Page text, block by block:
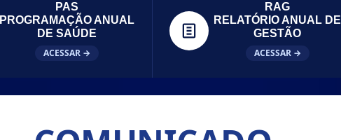
PAS
PROGRAMAÇÃO ANUAL
DE SAÚDE
ACESSAR →
RAG
RELATÓRIO ANUAL DE
GESTÃO
ACESSAR →